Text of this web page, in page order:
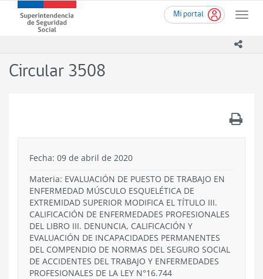
contenido
Mi portal
Toggle
Superintendencia
de
-
Circular 3508
Fecha: 09 de abril de 2020
Materia: EVALUACIÓN DE PUESTO DE TRABAJO EN
ENFERMEDAD MÚSCULO ESQUELÉTICA DE
EXTREMIDAD SUPERIOR MODIFICA EL TÍTULO III.
CALIFICACIÓN DE ENFERMEDADES PROFESIONALES
DEL LIBRO III. DENUNCIA, CALIFICACIÓN Y
EVALUACIÓN DE INCAPACIDADES PERMANENTES
DEL COMPENDIO DE NORMAS DEL SEGURO SOCIAL
DE ACCIDENTES DEL TRABAJO Y ENFERMEDADES
PROFESIONALES DE LA LEY N°16.744